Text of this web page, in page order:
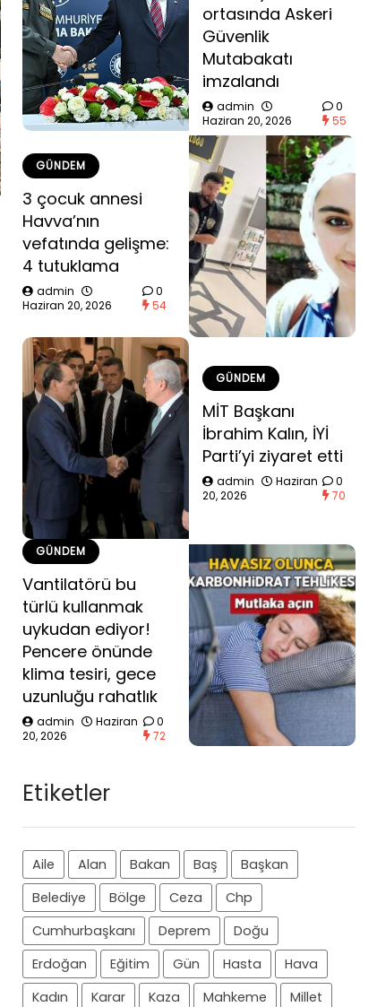
ortasında Askeri
Güvenlik
Mutabakatı
imzalandı
admin
Haziran 20, 2026
0
55
GÜNDEM
3 çocuk annesi
Havva’nın
vefatında gelişme:
4 tutuklama
admin
Haziran 20, 2026
0
54
GÜNDEM
MİT Başkanı
İbrahim Kalın, İYİ
Parti’yi ziyaret etti
admin
Haziran
20, 2026
0
70
GÜNDEM
Vantilatörü bu
türlü kullanmak
uykudan ediyor!
Pencere önünde
klima tesiri, gece
uzunluğu rahatlık
admin
Haziran
20, 2026
0
72
Etiketler
Aile Alan Bakan Baş
Başkan
Belediye
Bölge Ceza
Chp
Cumhurbaşkanı
Deprem
Doğu
Erdoğan
Eğitim Gün Hasta
Hava
Kadın
Karar Kaza Mahkeme
Millet